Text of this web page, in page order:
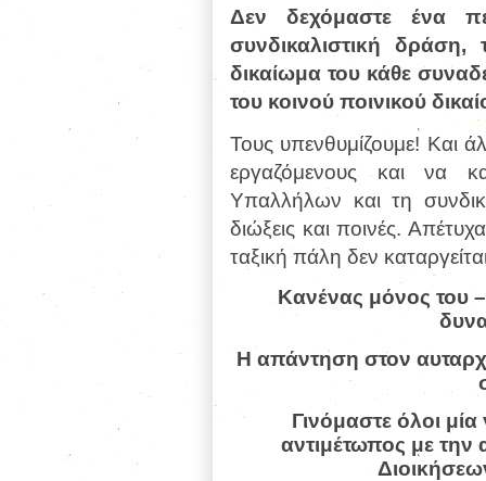
Δεν δεχόμαστε ένα
συνδικαλιστική
δικαίωμα του κάθε
του κοινού ποινικού
Τους υπενθυμίζουμε! Και
εργαζόμενους και να
Υπαλλήλων και τη
διώξεις και ποινές.
ταξική πάλη δεν
Κανένας μόνος του
Η απάντηση στον
Γινόμαστε όλοι
αντιμέτωπος με την